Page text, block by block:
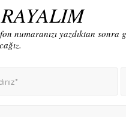
numaranızı yazdıktan